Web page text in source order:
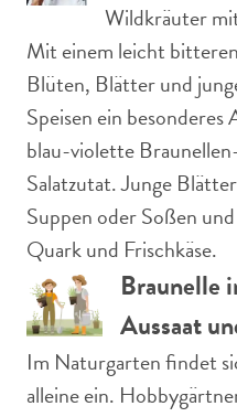
Wildkräuter
Mit einem leicht
Blüten, Blätter und
Speisen ein
blau-violette
Salatzutat. Junge
Suppen oder Soßen
Quark und Frischkäse.
Braunelle
Aussaat
Im Naturgarten findet
alleine ein.